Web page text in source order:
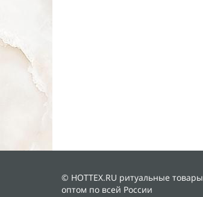
© HOTTEX.RU ритуальные товары
оптом по всей России